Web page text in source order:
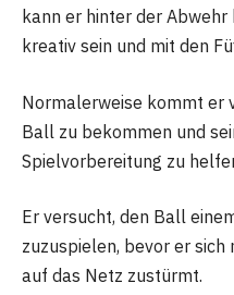
kann er hinter der
kreativ sein und mit den
Normalerweise kommt er
Ball zu bekommen und
Spielvorbereitung zu
Er versucht, den Ball
zuzuspielen, bevor er sich
auf das Netz zustürmt.